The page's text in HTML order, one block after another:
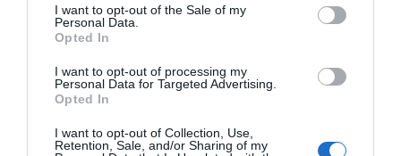
I want to opt-out of the Sale of my
Personal Data.
Opted In
I want to opt-out of processing my
Personal Data for Targeted Advertising.
Opted In
I want to opt-out of Collection, Use,
Retention, Sale, and/or Sharing of my
Trendigt